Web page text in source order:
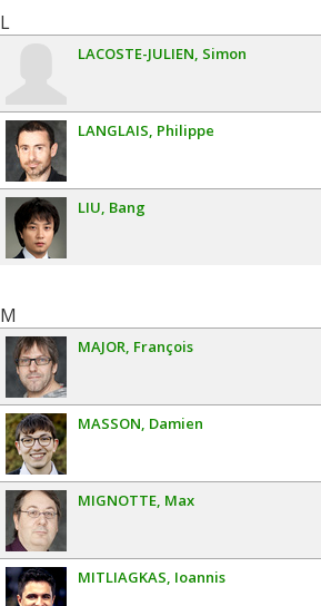
L
LACOSTE-JULIEN Simon
LANGLAIS Philippe
LIU Bang
M
MAJOR François
MASSON Damien
MIGNOTTE Max
MITLIAGKAS Ioannis